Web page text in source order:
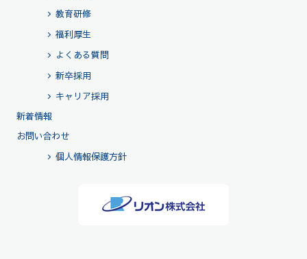
教育研修
福利厚生
よくある質問
新卒採用
キャリア採用
新着情報
お問い合わせ
個人情報保護方針